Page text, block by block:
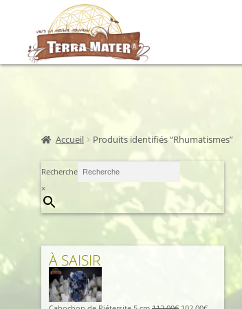
Aller
à
la
Aller
au
contenu
Accueil Produits identifiés “Rhumatismes”
Recherche
×
À SAISIR